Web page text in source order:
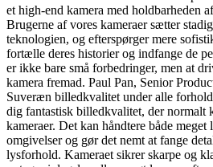
et high-end kamera med holdbarheden
Brugerne af vores kameraer sætter
teknologien, og efterspørger mere
fortælle deres historier og indfange de
er ikke bare små forbedringer, men at
kamera fremad. Paul Pan, Senior
Suveræn billedkvalitet under alle
dig fantastisk billedkvalitet, der normalt
kameraer. Det kan håndtere både meget
omgivelser og gør det nemt at fange
lysforhold. Kameraet sikrer skarpe og